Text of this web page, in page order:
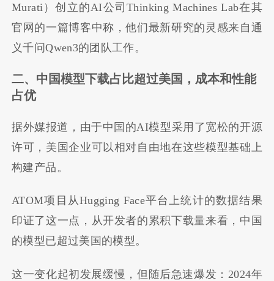
Murati）创立的AI公司Thinking Machines Lab在其
官网的一篇博客中称，他们最新研究的灵感来自通
义千问Qwen3的团队工作。
二、中国模型下载占比超过美国，成本和性能
占优
据外媒报道，由于中国的AI模型采用了宽松的开源
许可，美国企业可以相对自由地在这些模型基础上
构建产品。
ATOM项目从Hugging Face平台上统计的数据结果
印证了这一点，从开发者的累积下载量来看，中国
的模型已超过美国的模型。
这一变化起初发展缓慢，但随后急速爆发：2024年